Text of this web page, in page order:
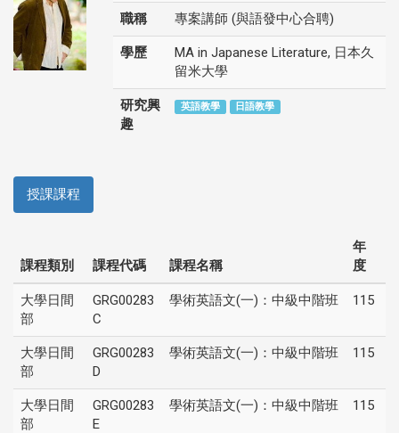
職稱 專案講師 (與語發中心合聘)
學歷
MA in Japanese Literature, 日本久
留米大學
研究興
趣
英語教學 日語教學
授課課程
課程類別 課程代碼 課程名稱
年
度
大學日間
部
GRG00283
C
學術英語文(一)：中級中階班 115
大學日間
部
GRG00283
D
學術英語文(一)：中級中階班 115
大學日間
部
GRG00283
E
學術英語文(一)：中級中階班 115